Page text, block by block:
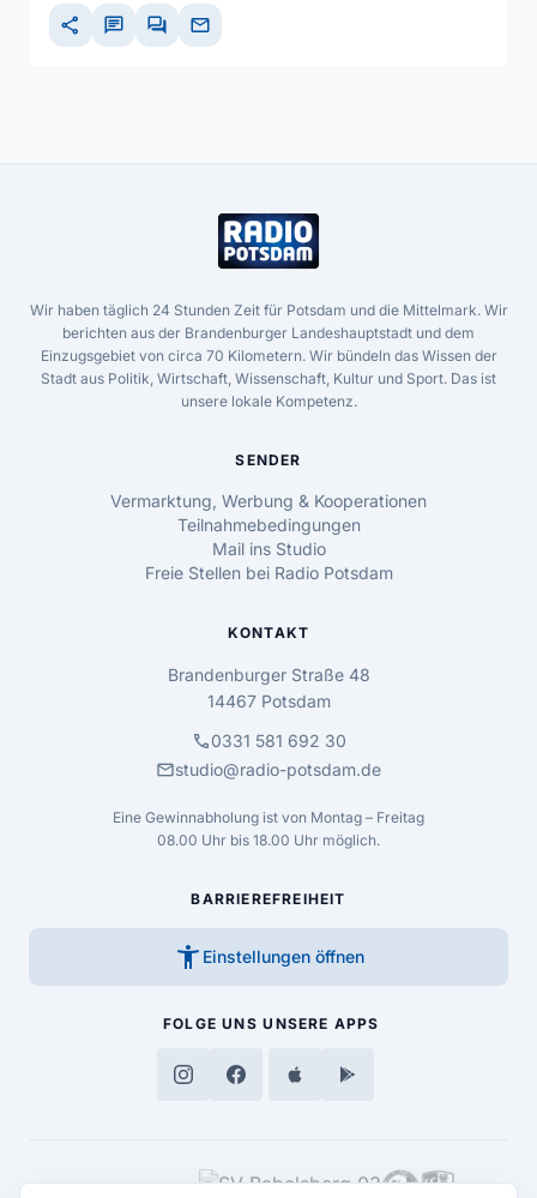
share chat forum mail
Wir haben täglich 24 Stunden Zeit für Potsdam und die Mittelmark. Wir
berichten aus der Brandenburger Landeshauptstadt und dem
Einzugsgebiet von circa 70 Kilometern. Wir bündeln das Wissen der
Stadt aus Politik, Wirtschaft, Wissenschaft, Kultur und Sport. Das ist
unsere lokale Kompetenz.
SENDER
Vermarktung, Werbung & Kooperationen
Teilnahmebedingungen
Mail ins Studio
Freie Stellen bei Radio Potsdam
KONTAKT
Brandenburger Straße 48
14467 Potsdam
call0331 581 692 30
mailstudio@radio-potsdam.de
Eine Gewinnabholung ist von Montag – Freitag
08.00 Uhr bis 18.00 Uhr möglich.
BARRIEREFREIHEIT
accessibility_new Einstellungen öffnen
FOLGE UNS UNSERE APPS
MEDIENPARTNER